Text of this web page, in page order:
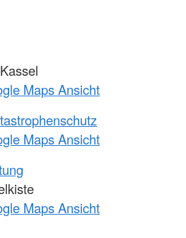
Maps Ansicht
Maps Ansicht
Maps Ansicht